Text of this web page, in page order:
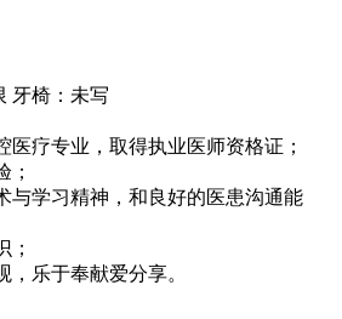
牙椅：未写
医疗专业，取得执业医师资格证；
；
与学习精神，和良好的医患沟通能
；
，乐于奉献爱分享。